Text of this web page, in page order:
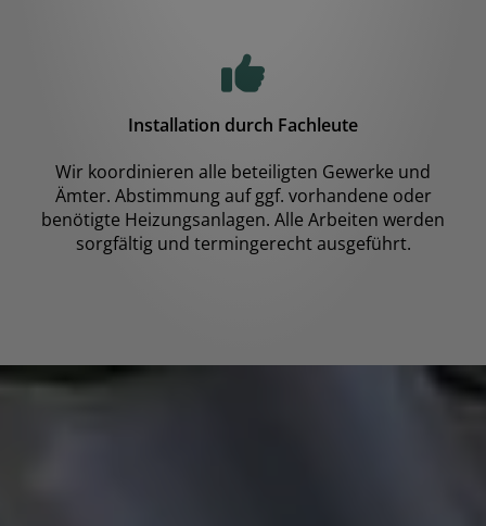
Installation durch Fachleute
Wir koordinieren alle beteiligten Gewerke und
Ämter. Abstimmung auf ggf. vorhandene oder
benötigte Heizungsanlagen. Alle Arbeiten werden
sorgfältig und termingerecht ausgeführt.